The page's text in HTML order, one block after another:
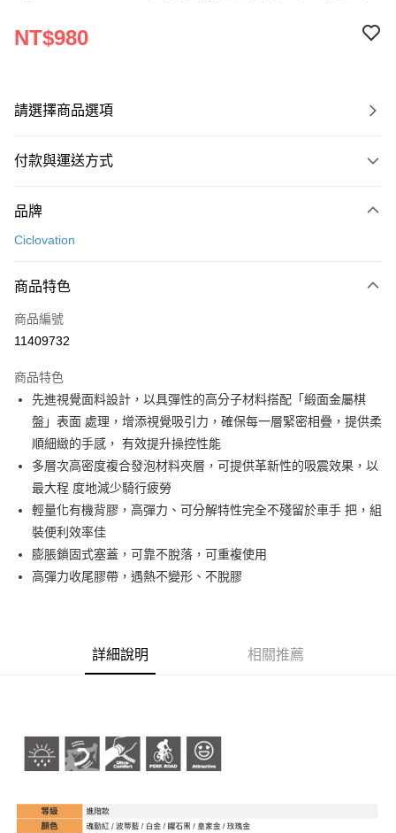
NT$980
請選擇商品選項
付款與運送方式
信用卡一次付款
LINE Pay
Apple Pay
相關說明
【關於「AFTEE先享後付」】
便利好安心！
１．簡單：不需註冊會員、不需綁卡、不需儲值。
２．便利：只要手機號碼，簡訊認證，即可結帳。
３．安心：先確認商品／服務後，再付款。
【「AFTEE先享後付」結帳流程】
結帳頁面，進行簡訊認證並確認金額後，即可完成結帳。
２．訂單成立數日內，您將收到繳費通知簡訊。
３．收到繳費通知簡訊後14天內，點擊此簡訊中的連結，可透過四大超商／
ATM／網路銀行／等多元方式進行付款，方視為交易完成。
※ 交易是否成功請以「AFTEE先享後付 」之結帳頁面顯示為準，若有關於
是否繳費成功／繳費後需取消欲退款等相關疑問，請聯繫「AFTEE先享後付
易，需依本服務之必要範圍內提供個人資料，並將交易相關給付款項請求債
權轉讓予恩沛科技股份有限公司。
３．未成年的使用者請事先徵得法定代理人或監護人之同意方可使用
「AFTEE先享後付」，若未經同意申辦者引起之損失，本公司不負相關責
ATM付款
運送方式
全家取貨付款
每筆NT$60
付款後－全家取貨
每筆NT$60
付款後－7-11取貨
離島宅配（澎湖、金門、馬祖、小琉球、綠島、蘭嶼）
品牌
Ciclovation
商品特色
商品編號
11409732
商品特色
先進視覺面料設計，以具彈性的高分子材料搭配「緞面金屬棋
盤」表面 處理，增添視覺吸引力，確保每一層緊密相疊，提供柔
順細緻的手感， 有效提升操控性能
多層次高密度複合發泡材料夾層，可提供革新性的吸震效果，以
最大程 度地減少騎行疲勞
輕量化有機背膠，高彈力、可分解特性完全不殘留於車手 把，組
裝便利效率佳
膨脹鎖固式塞蓋，可靠不脫落，可重複使用
高彈力收尾膠帶，遇熱不變形、不脫膠
詳細說明 相關推薦